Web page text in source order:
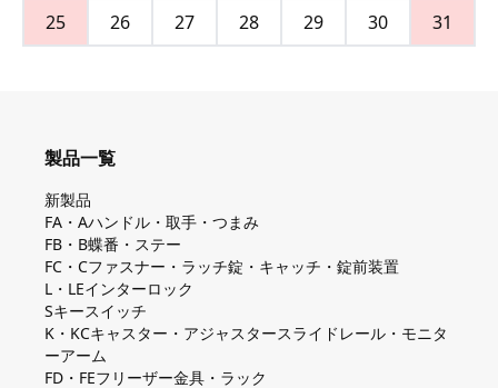
25
26 27 28 29 30 31
製品一覧
新製品
FA・Aハンドル・取手・つまみ
FB・B蝶番・ステー
FC・Cファスナー・ラッチ錠・キャッチ・錠前装置
L・LEインターロック
Sキースイッチ
K・KCキャスター・アジャスタースライドレール・モニタ
ーアーム
FD・FEフリーザー金具・ラック